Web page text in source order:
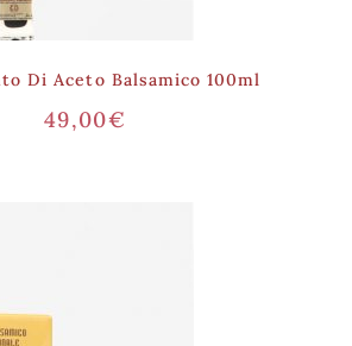
Di Aceto Balsamico 100ml
49,00€